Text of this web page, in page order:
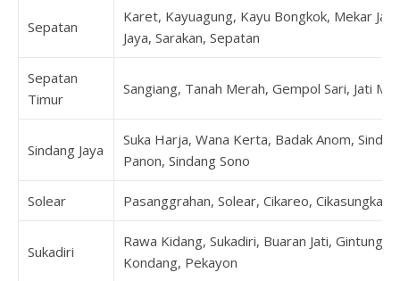
Sepatan
Karet, Kayuagung, Kayu Bongkok, Mekar
Jaya, Sarakan, Sepatan
Sepatan
Timur
Sangiang, Tanah Merah, Gempol Sari, Jati
Sindang Jaya
Suka Harja, Wana Kerta, Badak Anom,
Panon, Sindang Sono
Solear Pasanggrahan, Solear, Cikareo, Cikasungka,
Sukadiri
Rawa Kidang, Sukadiri, Buaran Jati, Gintung,
Kondang, Pekayon